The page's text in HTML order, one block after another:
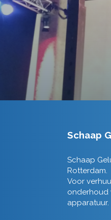
Schaap
Schaap
Rotterdam.
Voor
onderhoud
apparatuur.